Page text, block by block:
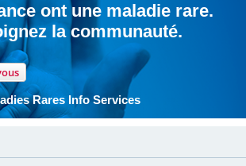
ont une maladie rare.
la communauté.
Rares Info Services